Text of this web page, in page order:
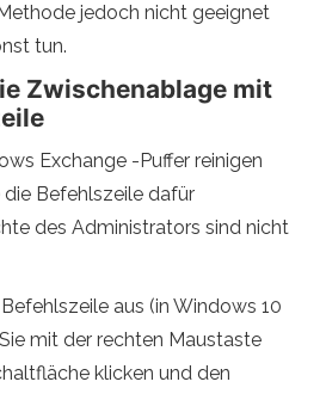
jedoch nicht geeignet
tun.
Zwischenablage mit
Exchange -Puffer reinigen
die Befehlszeile dafür
des Administrators sind nicht
aus (in Windows 10
mit der rechten Maustaste
klicken und den